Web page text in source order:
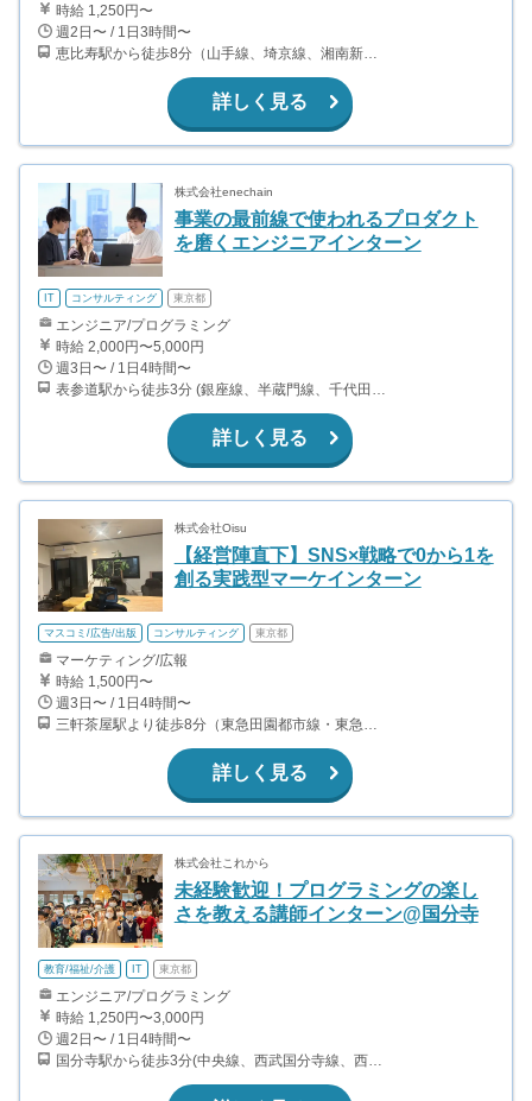
時給 1,250円〜
週2日〜 / 1日3時間〜
恵比寿駅から徒歩8分（山手線、埼京線、湘南新宿ライン） 恵比寿駅から徒歩10分（日比谷線）
詳しく見る
株式会社enechain
事業の最前線で使われるプロダクト
を磨くエンジニアインターン
IT コンサルティング 東京都
エンジニア/プログラミング
時給 2,000円〜5,000円
週3日〜 / 1日4時間〜
詳しく見る
株式会社Oisu
【経営陣直下】SNS×戦略で0から1を
創る実践型マーケインターン
マスコミ/広告/出版 コンサルティング 東京都
マーケティング/広報
時給 1,500円〜
週3日〜 / 1日4時間〜
三軒茶屋駅より徒歩8分（東急田園都市線・東急世田谷線）
詳しく見る
株式会社これから
未経験歓迎！プログラミングの楽し
さを教える講師インターン@国分寺
教育/福祉/介護 IT 東京都
エンジニア/プログラミング
時給 1,250円〜3,000円
週2日〜 / 1日4時間〜
国分寺駅から徒歩3分(中央線、西武国分寺線、西武多摩湖線)